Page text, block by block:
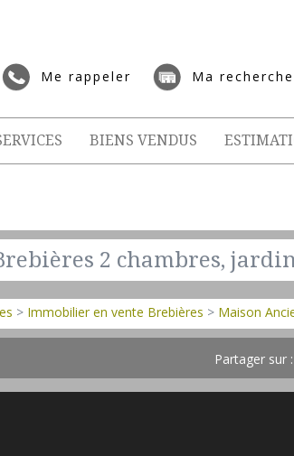
Me rappeler Ma recherche
BIENS VENDUS
2 chambres,
> Immobilier en vente Brebières > Maison
Partager sur :